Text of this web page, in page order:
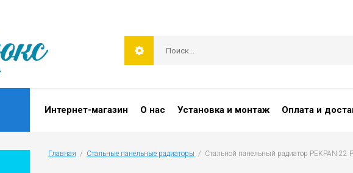
Интернет-магазин О нас Установка и монтаж Оплата и
Главная
  /
Cтальные панельные радиаторы
/  Стальной панельный радиатор PEKPAN